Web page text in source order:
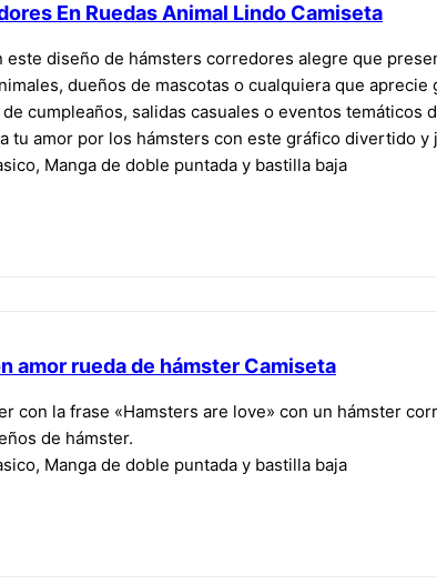
En Ruedas Animal Lindo Camiseta
este diseño de hámsters corredores alegre que
dueños de mascotas o cualquiera que
cumpleaños, salidas casuales o eventos
tu amor por los hámsters con este gráfico divertido y
Manga de doble puntada y bastilla baja
amor rueda de hámster Camiseta
con la frase «Hamsters are love» con un hámster
de hámster.
Manga de doble puntada y bastilla baja